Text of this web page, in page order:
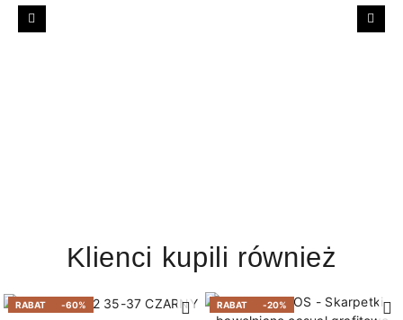
Poprzedni
Klienci kupili również
RABAT -60% RABAT -20%